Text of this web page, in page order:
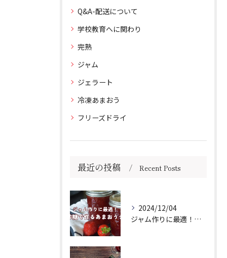
Q&A-配送について
学校教育へに関わり
完熟
ジャム
ジェラート
冷凍あまおう
フリーズドライ
最近の投稿 Recent Posts
2024/12/04
ジャム作りに最適！きび砂糖で作るあまおうジャムの作り方